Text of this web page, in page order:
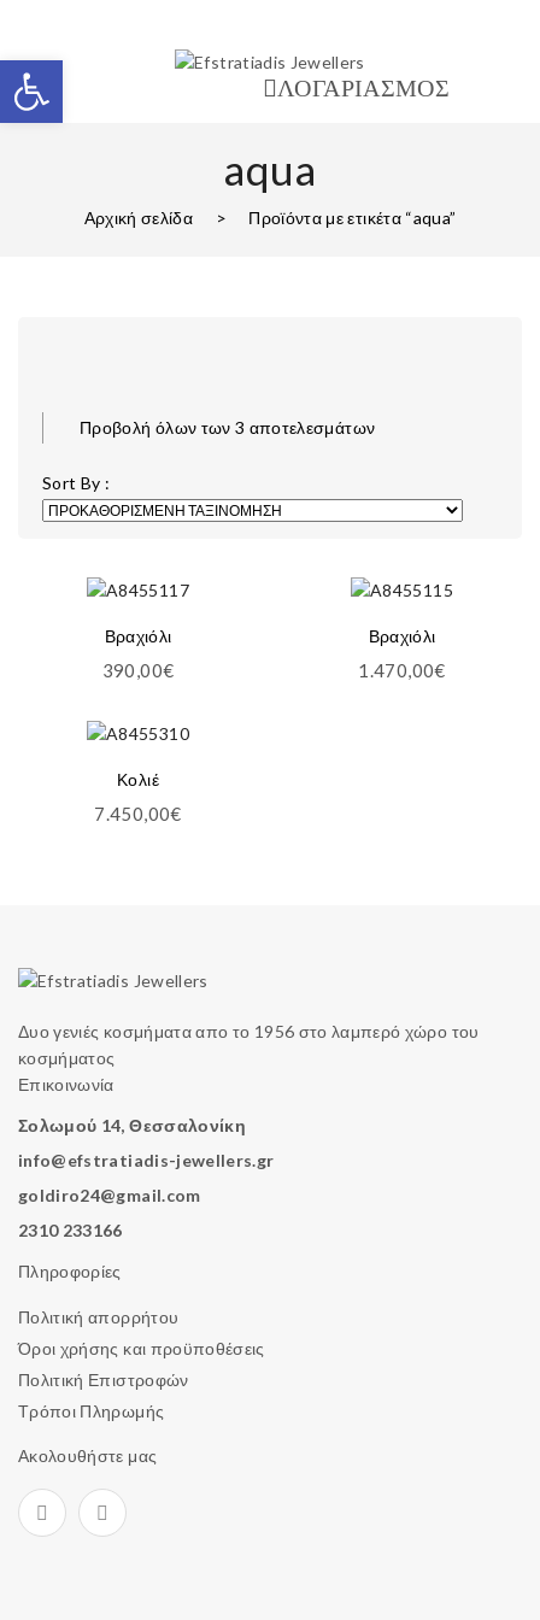
Ανοίξτε τη γραμμή εργαλείων
ΛΟΓΑΡΙΑΣΜΟΣ
aqua
Αρχική σελίδα > Προϊόντα με ετικέτα “aqua”
Προβολή όλων των 3 αποτελεσμάτων
Sort By :
Βραχιόλι
390,00€
Βραχιόλι
1.470,00€
Κολιέ
7.450,00€
Δυο γενιές κοσμήματα απο το 1956 στο λαμπερό χώρο του
κοσμήματος
Επικοινωνία
Σολωμού 14, Θεσσαλονίκη
info@efstratiadis-jewellers.gr
goldiro24@gmail.com
2310 233166
Πληροφορίες
Πολιτική απορρήτου
Όροι χρήσης και προϋποθέσεις
Πολιτική Επιστροφών
Τρόποι Πληρωμής
Ακολουθήστε μας